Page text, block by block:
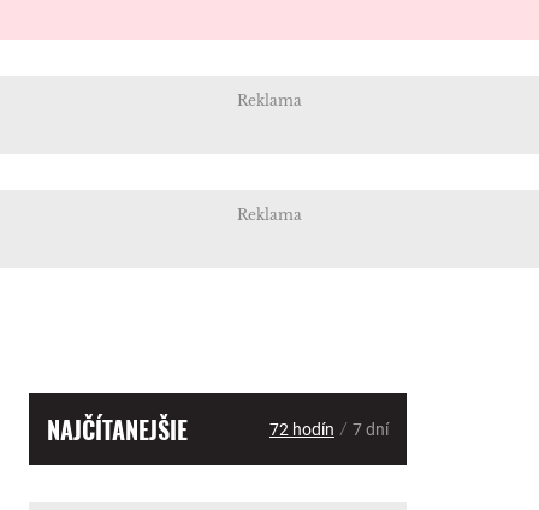
Reklama
Reklama
NAJČÍTANEJŠIE 72 hodín / 7 dní